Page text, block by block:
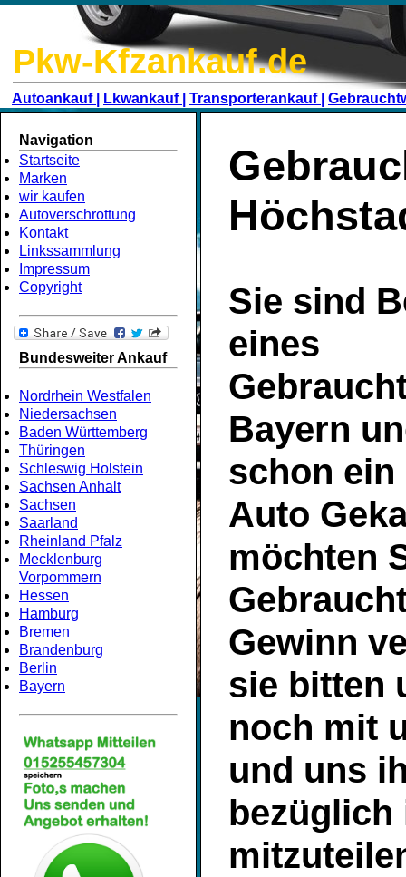
Pkw-Kfzankauf.de
Autoankauf | Lkwankauf | Transporterankauf |
Navigation
Startseite
Marken
wir kaufen
Autoverschrottung
Kontakt
Linkssammlung
Impressum
Copyright
Bundesweiter Ankauf
Nordrhein Westfalen
Niedersachsen
Baden Württemberg
Thüringen
Schleswig Holstein
Sachsen Anhalt
Sachsen
Saarland
Rheinland Pfalz
Mecklenburg
Vorpommern
Hessen
Hamburg
Bremen
Brandenburg
Berlin
Bayern
Sie sind
eines
Bayern
schon ein
Auto
möchten
Gewinn
sie bitten
noch mit
und uns